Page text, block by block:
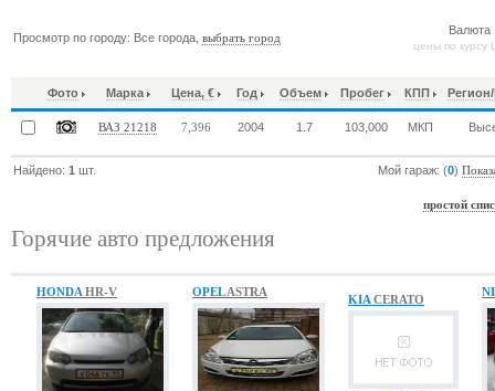
Просмотр по городу: Все города,выбрать город
цены по
Фото Марка Цена, € Год Объем Пробег КПП
ВАЗ 21218 7,396 2004 1.7 103,000 МКП
Найдено:1 шт. Мой гараж: (0)
простой
Горячие авто предложения
HONDA HR-V OPELASTRA
KIA CERATO